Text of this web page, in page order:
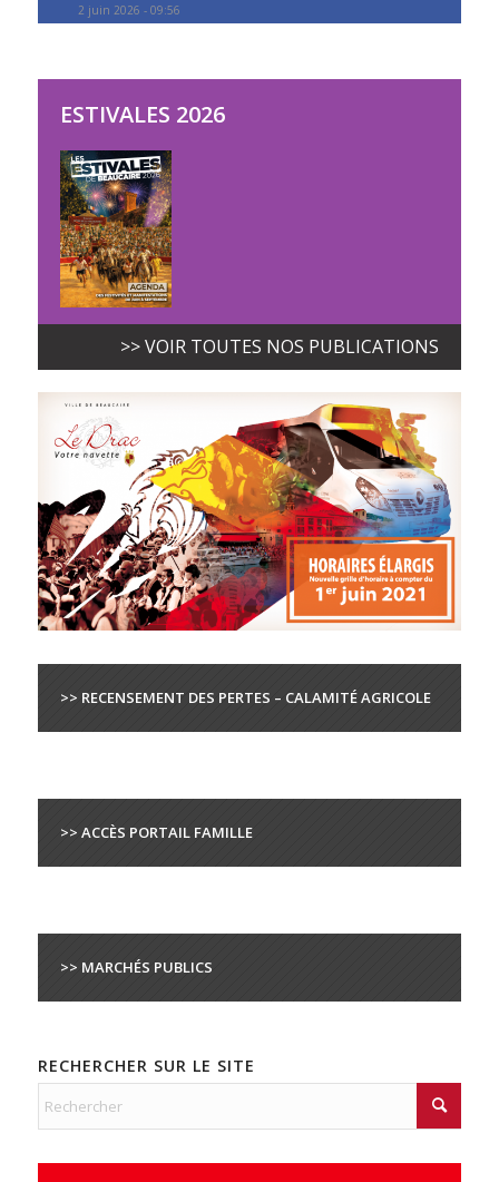
2 juin 2026 - 09:56
ESTIVALES 2026
>> VOIR TOUTES NOS PUBLICATIONS
>> RECENSEMENT DES PERTES – CALAMITÉ AGRICOLE
>> ACCÈS PORTAIL FAMILLE
>> MARCHÉS PUBLICS
RECHERCHER SUR LE SITE